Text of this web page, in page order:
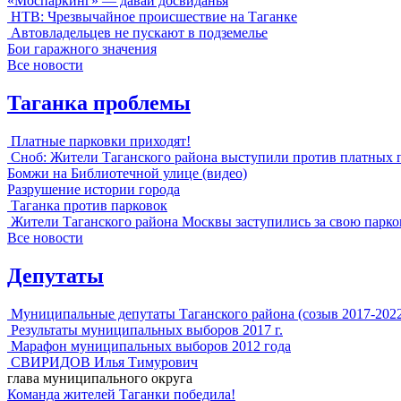
НТВ: Чрезвычайное происшествие на Таганке
Автовладельцев не пускают в подземелье
Бои гаражного значения
Все новости
Таганка проблемы
Платные парковки приходят!
Сноб: Жители Таганского района выступили против платных
Бомжи на Библиотечной улице (видео)
Разрушение истории города
Таганка против парковок
Жители Таганского района Москвы заступились за свою
Все новости
Депутаты
Муниципальные депутаты Таганского района (созыв 2017-
Результаты муниципальных выборов 2017 г.
Марафон муниципальных выборов 2012 года
СВИРИДОВ Илья Тимурович
глава муниципального округа
Команда жителей Таганки победила!